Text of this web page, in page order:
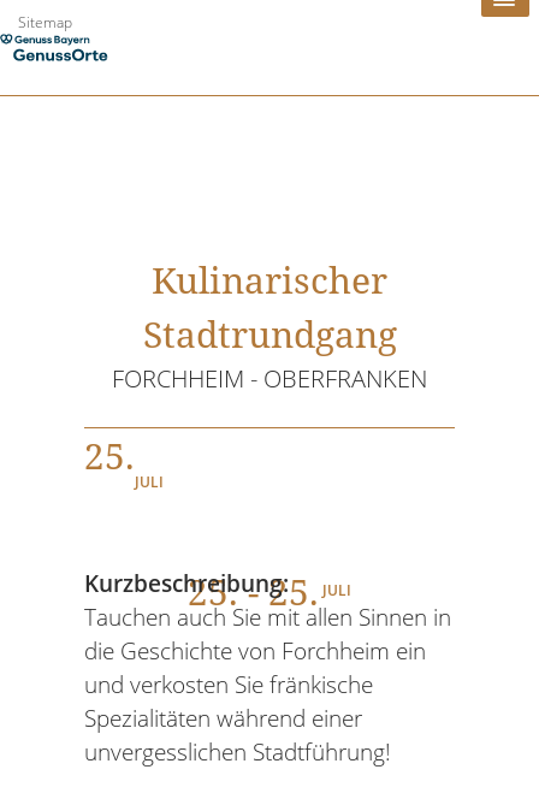
Zum
Inhalt
Sitemap
Kulinarischer
Stadtrundgang
FORCHHEIM - OBERFRANKEN
25.
JULI
25. - 25. JULI
Kurzbeschreibung:
Tauchen auch Sie mit allen Sinnen in
die Geschichte von Forchheim ein
und verkosten Sie fränkische
Spezialitäten während einer
unvergesslichen Stadtführung!